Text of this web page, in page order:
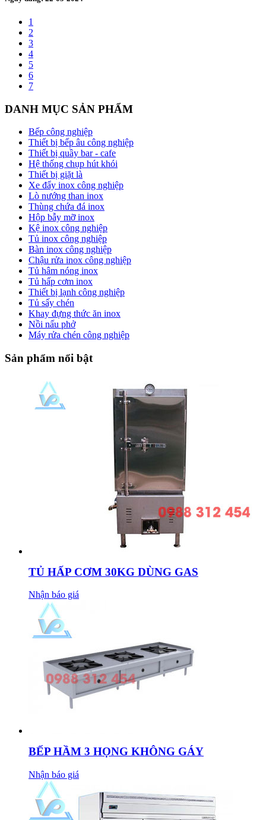
1
2
3
4
5
6
7
DANH MỤC SẢN PHẨM
Bếp công nghiệp
Thiết bị bếp âu công nghiệp
Thiết bị quầy bar - cafe
Hệ thống chụp hút khói
Thiết bị giặt là
Xe đẩy inox công nghiệp
Lò nướng than inox
Thùng chứa đá inox
Hộp bẫy mỡ inox
Kệ inox công nghiệp
Tủ inox công nghiệp
Bàn inox công nghiệp
Chậu rửa inox công nghiệp
Tủ hâm nóng inox
Tủ hấp cơm inox
Thiết bị lạnh công nghiệp
Tủ sấy chén
Khay đựng thức ăn inox
Nồi nấu phở
Máy rửa chén công nghiệp
Sản phẩm nổi bật
TỦ HẤP CƠM 30KG DÙNG GAS
Nhận báo giá
BẾP HẦM 3 HỌNG KHÔNG GÁY
Nhận báo giá